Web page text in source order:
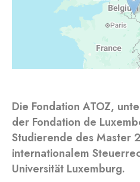
Die Fondation ATOZ,
der Fondation de
Studierende des Master
internationalem
Universität Luxemburg.